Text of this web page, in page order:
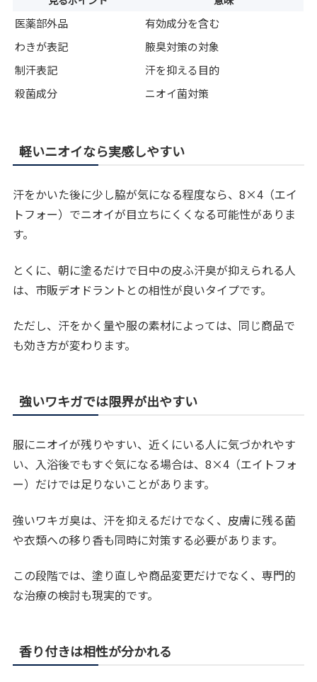
医薬部外品
有効成分を含む
わきが表記
腋臭対策の対象
制汗表記
汗を抑える目的
殺菌成分
ニオイ菌対策
軽いニオイなら実感しやすい
汗をかいた後に少し脇が気になる程度なら、8×4（エイ
トフォー）でニオイが目立ちにくくなる可能性がありま
す。
とくに、朝に塗るだけで日中の皮ふ汗臭が抑えられる人
は、市販デオドラントとの相性が良いタイプです。
ただし、汗をかく量や服の素材によっては、同じ商品で
も効き方が変わります。
強いワキガでは限界が出やすい
服にニオイが残りやすい、近くにいる人に気づかれやす
い、入浴後でもすぐ気になる場合は、8×4（エイトフォ
ー）だけでは足りないことがあります。
強いワキガ臭は、汗を抑えるだけでなく、皮膚に残る菌
や衣類への移り香も同時に対策する必要があります。
この段階では、塗り直しや商品変更だけでなく、専門的
な治療の検討も現実的です。
香り付きは相性が分かれる